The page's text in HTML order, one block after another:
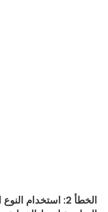
الخطأ 2: استخدام